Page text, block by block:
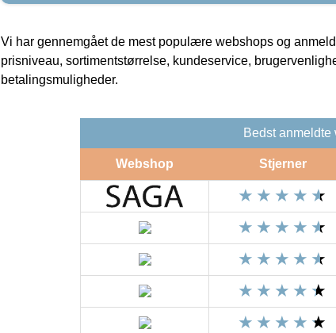
Vi har gennemgået de mest populære webshops og
prisniveau, sortimentstørrelse, kundeservice,
betalingsmuligheder.
Bedst anmeldte
Webshop Stjerner